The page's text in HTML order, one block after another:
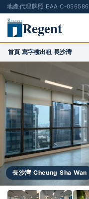
地產代理牌照 EAA C-056586
Regent
首頁›寫字樓出租›長沙灣
長沙灣 Cheung Sha Wan